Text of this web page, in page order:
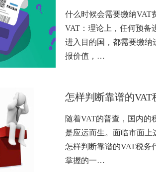
什么时候会需要缴纳VAT
VAT：理论上，任何预备
进入目的国，都需要缴纳
报价值，…
怎样判断靠谱的VAT
随着VAT的普查，国内的
是应运而生。面临市面上
怎样判断靠谱的VAT税务
掌握的一…